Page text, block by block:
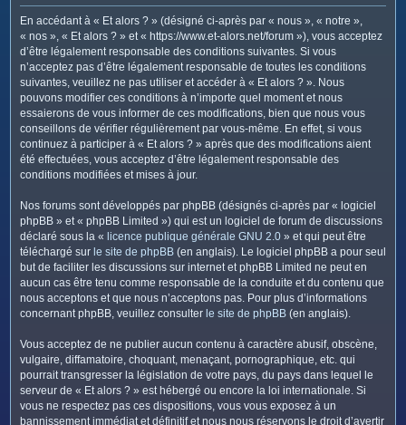
En accédant à « Et alors ? » (désigné ci-après par « nous », « notre »,
« nos », « Et alors ? » et « https://www.et-alors.net/forum »), vous acceptez
d’être légalement responsable des conditions suivantes. Si vous
n’acceptez pas d’être légalement responsable de toutes les conditions
suivantes, veuillez ne pas utiliser et accéder à « Et alors ? ». Nous
pouvons modifier ces conditions à n’importe quel moment et nous
essaierons de vous informer de ces modifications, bien que nous vous
conseillons de vérifier régulièrement par vous-même. En effet, si vous
continuez à participer à « Et alors ? » après que des modifications aient
été effectuées, vous acceptez d’être légalement responsable des
conditions modifiées et mises à jour.
Nos forums sont développés par phpBB (désignés ci-après par « logiciel
phpBB » et « phpBB Limited ») qui est un logiciel de forum de discussions
déclaré sous la « licence publique générale GNU 2.0 » et qui peut être
téléchargé sur le site de phpBB (en anglais). Le logiciel phpBB a pour seul
but de faciliter les discussions sur internet et phpBB Limited ne peut en
aucun cas être tenu comme responsable de la conduite et du contenu que
nous acceptons et que nous n’acceptons pas. Pour plus d’informations
concernant phpBB, veuillez consulter le site de phpBB (en anglais).
Vous acceptez de ne publier aucun contenu à caractère abusif, obscène,
vulgaire, diffamatoire, choquant, menaçant, pornographique, etc. qui
pourrait transgresser la législation de votre pays, du pays dans lequel le
serveur de « Et alors ? » est hébergé ou encore la loi internationale. Si
vous ne respectez pas ces dispositions, vous vous exposez à un
bannissement immédiat et définitif et nous nous réservons le droit d’avertir